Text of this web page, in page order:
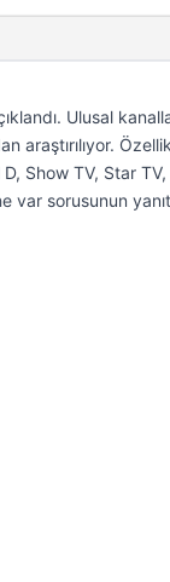
Ulusal
araştırılıyor.
Show TV, Star TV,
var sorusunun